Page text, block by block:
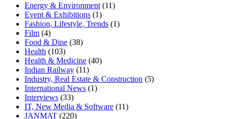
Energy & Environment (11)
Event & Exhibitions (1)
Fashion, Lifestyle, Trends (1)
Film (4)
Food & Dine (38)
Health (103)
Health & Medicine (40)
Indian Railway (11)
Industry, Real Estate & Construction (5)
International News (1)
Interviews (33)
IT, New Media & Software (11)
JANMAT (220)